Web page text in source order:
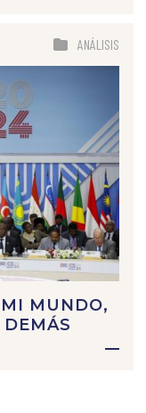
ANÁLISIS
MUNDO,